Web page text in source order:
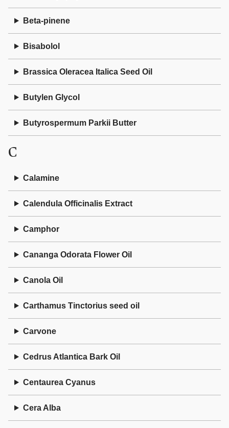
Beta-pinene
Bisabolol
Brassica Oleracea Italica Seed Oil
Butylen Glycol
Butyrospermum Parkii Butter
C
Calamine
Calendula Officinalis Extract
Camphor
Cananga Odorata Flower Oil
Canola Oil
Carthamus Tinctorius seed oil
Carvone
Cedrus Atlantica Bark Oil
Centaurea Cyanus
Cera Alba